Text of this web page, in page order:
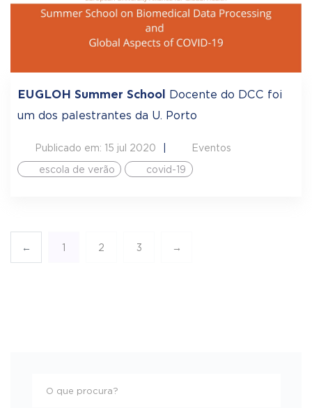
EUGLOH Summer School Docente do DCC foi
um dos palestrantes da U. Porto
Publicado em: 15 jul 2020
Eventos
escola de verão
covid-19
← 1 2 3 →